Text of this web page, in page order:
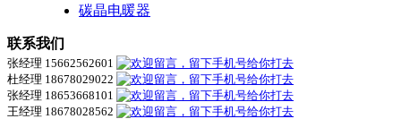
碳晶电暖器
联系我们
张经理 15662562601
杜经理 18678029022
张经理 18653668101
王经理 18678028562